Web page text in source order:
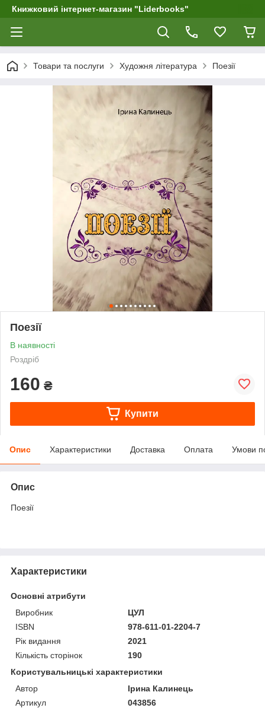
Книжковий інтернет-магазин "Liderbooks"
Товари та послуги Художня література Поезії
Поезії
В наявності
Роздріб
160 ₴
Купити
Опис Характеристики Доставка Оплата Умови
Опис
Поезії
Характеристики
Основні атрибути
Виробник
ЦУЛ
ISBN
978-611-01-2204-7
Рік видання
2021
Кількість сторінок
190
Користувальницькі характеристики
Автор
Ірина Калинець
Артикул
043856